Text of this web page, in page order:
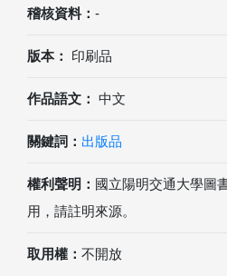
稽核資料： -
版本： 印刷品
作品語文： 中文
關鍵詞： 出版品
權利聲明： 國立陽明交通大學圖
用，請註明來源。
取用權： 不開放